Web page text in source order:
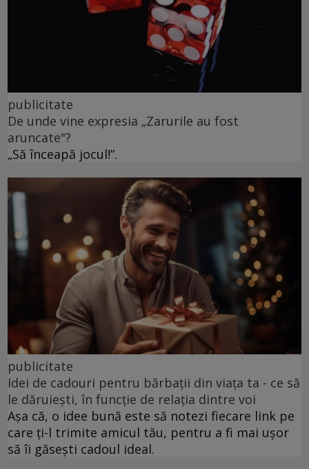
publicitate
De unde vine expresia „Zarurile au fost
aruncate"?
„Să înceapă jocul!”.
publicitate
Idei de cadouri pentru bărbații din viața ta - ce să
le dăruiești, în funcție de relația dintre voi
Așa că, o idee bună este să notezi fiecare link pe
care ți-l trimite amicul tău, pentru a fi mai ușor
să îi găsești cadoul ideal.